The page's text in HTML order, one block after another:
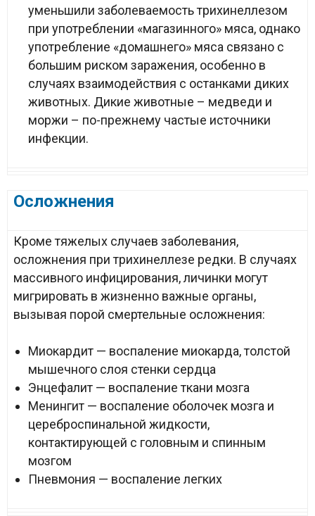
уменьшили заболеваемость трихинеллезом
при употреблении «магазинного» мяса, однако
употребление «домашнего» мяса связано с
большим риском заражения, особенно в
случаях взаимодействия с останками диких
животных. Дикие животные – медведи и
моржи – по-прежнему частые источники
инфекции.
Осложнения
Кроме тяжелых случаев заболевания,
осложнения при трихинеллезе редки. В случаях
массивного инфицирования, личинки могут
мигрировать в жизненно важные органы,
вызывая порой смертельные осложнения:
Миокардит — воспаление миокарда, толстой
мышечного слоя стенки сердца
Энцефалит — воспаление ткани мозга
Менингит — воспаление оболочек мозга и
цереброспинальной жидкости,
контактирующей с головным и спинным
мозгом
Пневмония — воспаление легких